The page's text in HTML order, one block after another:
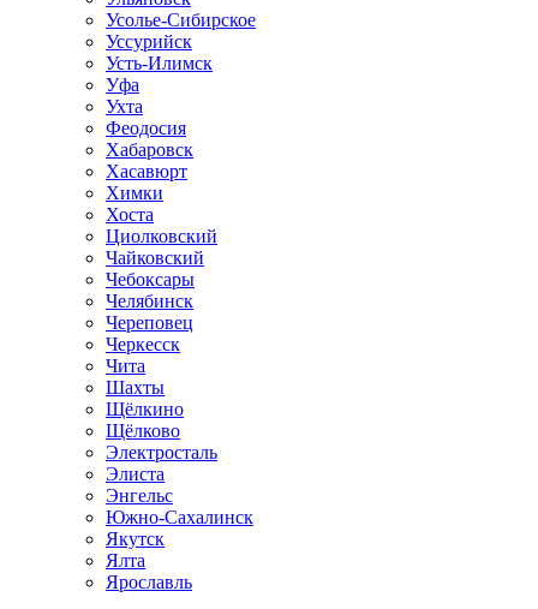
Усолье-Сибирское
Уссурийск
Усть-Илимск
Уфа
Ухта
Феодосия
Хабаровск
Хасавюрт
Химки
Хоста
Циолковский
Чайковский
Чебоксары
Челябинск
Череповец
Черкесск
Чита
Шахты
Щёлкино
Щёлково
Электросталь
Элиста
Энгельс
Южно-Сахалинск
Якутск
Ялта
Ярославль